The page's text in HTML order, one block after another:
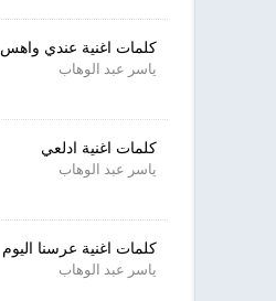
كلمات اغنية عندي واهس
ياسر عبد الوهاب
كلمات اغنية ادلعي
ياسر عبد الوهاب
كلمات اغنية عرسنا اليوم
ياسر عبد الوهاب